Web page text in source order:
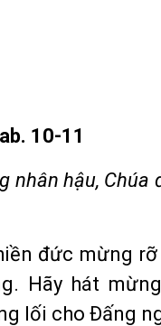
10-11
nhân hậu,
đức mừng
Hãy hát
lối cho Ðấng